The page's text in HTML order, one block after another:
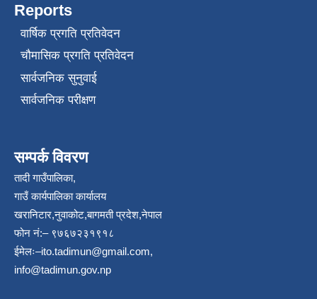
Reports
वार्षिक प्रगति प्रतिवेदन
चौमासिक प्रगति प्रतिवेदन
सार्वजनिक सुनुवाई
सार्वजनिक परीक्षण
सम्पर्क विवरण
तादी गाउँपालिका,
गाउँ कार्यपालिका कार्यालय
खरानिटार,नुवाकोट,बागमती प्रदेश,नेपाल
फोन नं:– ९७६७२३१९१८
ईमेलः–ito.tadimun@gmail.com,
info@tadimun.gov.np